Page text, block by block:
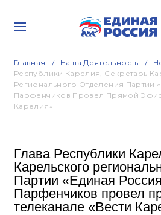
Главная Наша Деятельность
Республики Карелия, Секретарь
Регионального Отделения Партии
Парфенчиков Провел Прямой Эфир
Карелия»
Глава Республики
Карельского
Партии «Единая
Парфенчиков провел
телеканале «Вести